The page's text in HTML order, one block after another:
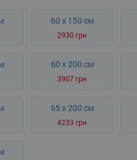
60 x 150 см
2930 грн
60 x 200 см
3907 грн
65 x 200 см
4233 грн